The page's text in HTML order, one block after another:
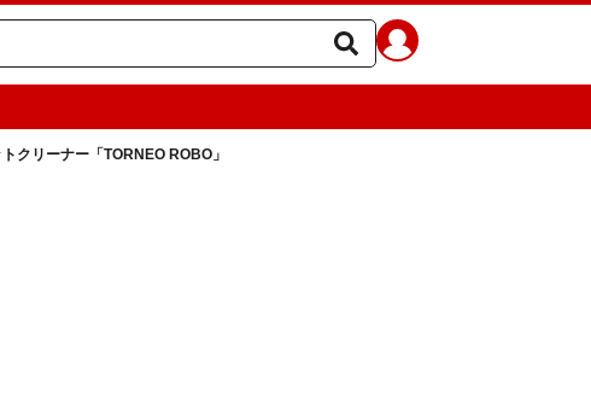
クリーナー「TORNEO ROBO」